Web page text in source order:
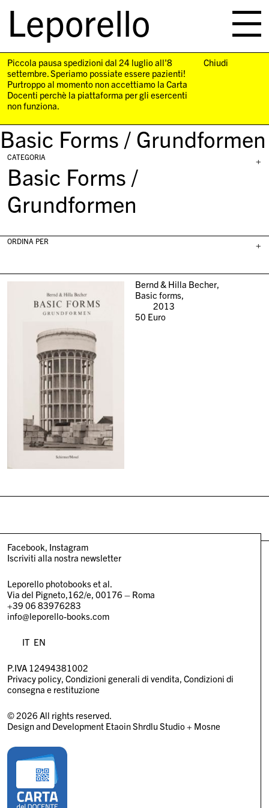
Leporello
navigation
Piccola pausa spedizioni dal 24 luglio all'8
settembre. Speriamo possiate essere pazienti!
Purtroppo al momento non accettiamo la Carta
Docenti perchè la piattaforma per gli esercenti
non funziona.
Chiudi
Basic Forms / Grundformen
+
CATEGORIA
Basic Forms /
Grundformen
+
ORDINA PER
Bernd & Hilla Becher,
Basic forms,
2013
50 Euro
Facebook Instagram
Iscriviti alla nostra newsletter
Leporello photobooks et al.
Via del Pigneto,162/e, 00176 – Roma
+39 06 83976283
info@leporello-books.com
IT EN
P.IVA 12494381002
Privacy policy Condizioni generali di vendita Condizioni di
consegna e restituzione
© 2026 All rights reserved.
Design and Development Etaoin Shrdlu Studio+ Mosne